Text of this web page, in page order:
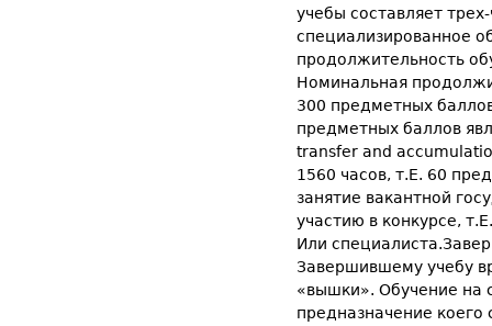
учебы составляет
специализированное
продолжительность
Номинальная
300 предметных
предметных баллов
transfer and
1560 часов, т.Е. 60
занятие вакантной
участию в конкурсе,
Или
Завершившему учебу
«вышки». Обучение на
предназначение коего